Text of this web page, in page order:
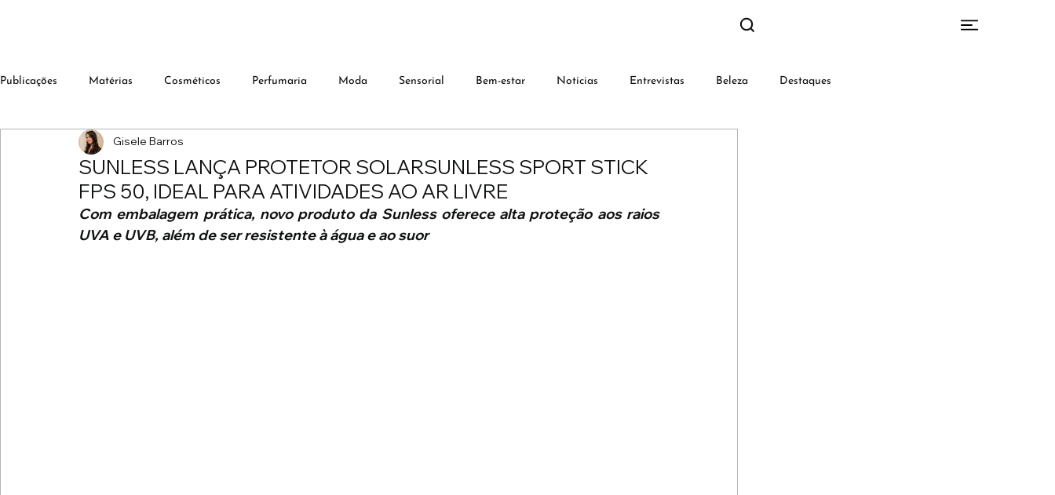
Publicações Matérias Cosméticos Perfumaria Moda Sensorial Bem-estar Notícias Entrevistas Beleza Destaques
SUNLESS LANÇA PROTETOR SOLARSUNLESS SPORT STICK
FPS 50, IDEAL PARA ATIVIDADES AO AR LIVRE
Gisele Barros
Com embalagem prática, novo produto da Sunless oferece alta proteção aos raios
UVA e UVB, além de ser resistente à água e ao suor